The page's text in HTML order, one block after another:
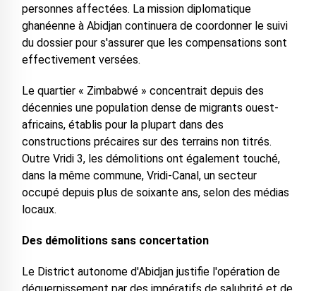
personnes affectées. La mission diplomatique
ghanéenne à Abidjan continuera de coordonner le suivi
du dossier pour s'assurer que les compensations sont
effectivement versées.
Le quartier « Zimbabwé » concentrait depuis des
décennies une population dense de migrants ouest-
africains, établis pour la plupart dans des
constructions précaires sur des terrains non titrés.
Outre Vridi 3, les démolitions ont également touché,
dans la même commune, Vridi-Canal, un secteur
occupé depuis plus de soixante ans, selon des médias
locaux.
Des démolitions sans concertation
Le District autonome d'Abidjan justifie l'opération de